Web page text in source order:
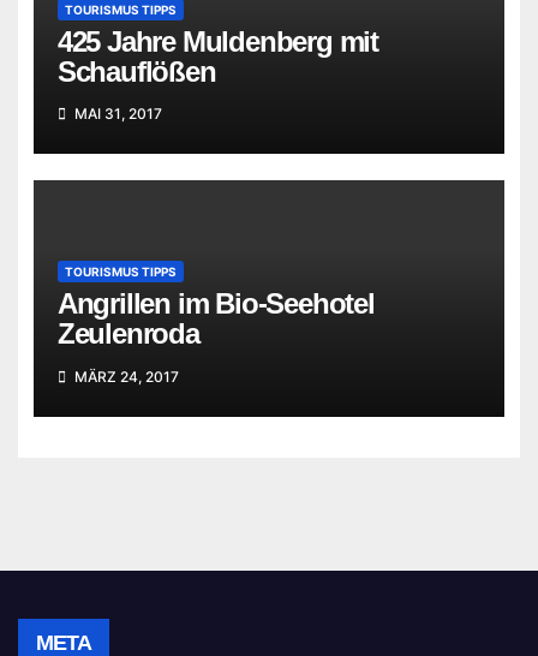
TOURISMUS TIPPS
425 Jahre Muldenberg mit
Schauflößen
MAI 31, 2017
TOURISMUS TIPPS
Angrillen im Bio-Seehotel
Zeulenroda
MÄRZ 24, 2017
META